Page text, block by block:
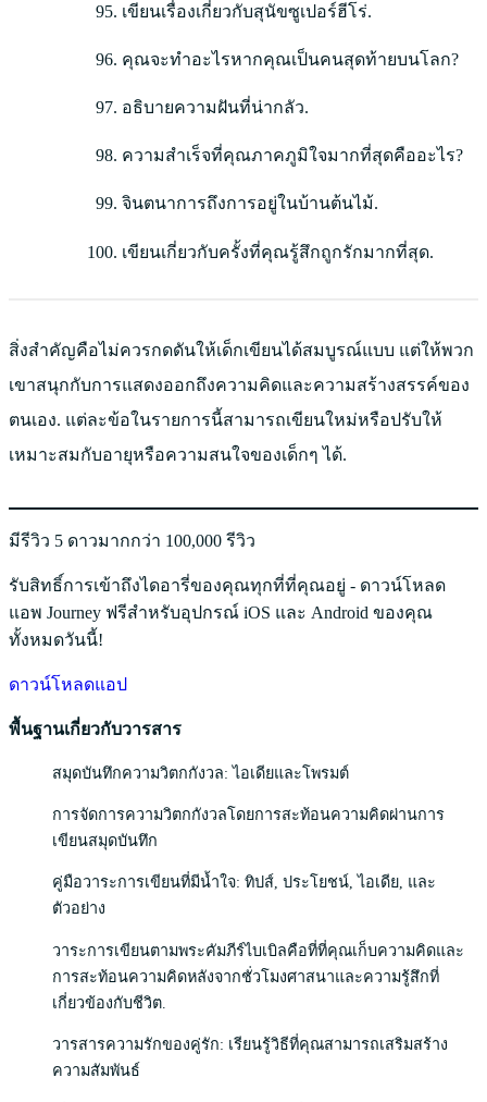
เขียนเรื่องเกี่ยวกับสุนัขซูเปอร์ฮีโร่.
คุณจะทำอะไรหากคุณเป็นคนสุดท้ายบนโลก?
อธิบายความฝันที่น่ากลัว.
ความสำเร็จที่คุณภาคภูมิใจมากที่สุดคืออะไร?
จินตนาการถึงการอยู่ในบ้านต้นไม้.
เขียนเกี่ยวกับครั้งที่คุณรู้สึกถูกรักมากที่สุด.
สิ่งสำคัญคือไม่ควรกดดันให้เด็กเขียนได้สมบูรณ์แบบ แต่ให้พวก
เขาสนุกกับการแสดงออกถึงความคิดและความสร้างสรรค์ของ
ตนเอง. แต่ละข้อในรายการนี้สามารถเขียนใหม่หรือปรับให้
เหมาะสมกับอายุหรือความสนใจของเด็กๆ ได้.
มีรีวิว 5 ดาวมากกว่า 100,000 รีวิว
รับสิทธิ์การเข้าถึงไดอารี่ของคุณทุกที่ที่คุณอยู่ - ดาวน์โหลด
แอพ Journey ฟรีสำหรับอุปกรณ์ iOS และ Android ของคุณ
ทั้งหมดวันนี้!
ดาวน์โหลดแอป
พื้นฐานเกี่ยวกับวารสาร
สมุดบันทึกความวิตกกังวล: ไอเดียและโพรมต์
การจัดการความวิตกกังวลโดยการสะท้อนความคิดผ่านการ
เขียนสมุดบันทึก
คู่มือวาระการเขียนที่มีน้ำใจ: ทิปส์, ประโยชน์, ไอเดีย, และ
ตัวอย่าง
วาระการเขียนตามพระคัมภีร์ไบเบิลคือที่ที่คุณเก็บความคิดและ
การสะท้อนความคิดหลังจากชั่วโมงศาสนาและความรู้สึกที่
เกี่ยวข้องกับชีวิต.
วารสารความรักของคู่รัก: เรียนรู้วิธีที่คุณสามารถเสริมสร้าง
ความสัมพันธ์